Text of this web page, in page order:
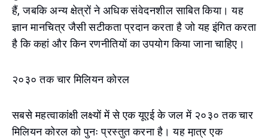
हैं, जबकि अन्य क्षेत्रों ने अधिक संवेदनशील साबित किया। यह
ज्ञान मानचित्र जैसी सटीकता प्रदान करता है जो यह इंगित करता
है कि कहां और किन रणनीतियों का उपयोग किया जाना चाहिए।
२०३० तक चार मिलियन कोरल
सबसे महत्वाकांक्षी लक्ष्यों में से एक यूएई के जल में २०३० तक चार
मिलियन कोरल को पुनः प्रस्तुत करना है। यह मा़त्र एक